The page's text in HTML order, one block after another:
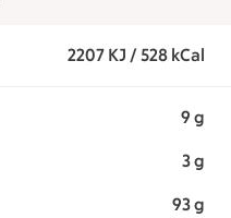
2207 KJ / 528 kCal
9 g
3 g
93 g